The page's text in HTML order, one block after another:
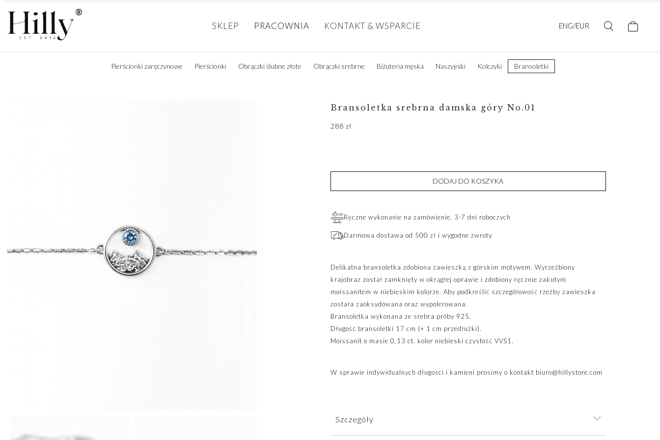
SKLEP PRACOWNIA KONTAKT & WSPARCIE ENG/EUR
Pierścionki zaręczynowe Pierścionki Obrączki ślubne złote Obrączki srebrne Biżuteria męska Naszyjniki Kolczyki Bransoletki
Bransoletka srebrna damska góry No.01
288 zł
DODAJ DO KOSZYKA
Ręczne wykonanie na zamówienie, 3-7 dni roboczych
Darmowa dostawa od 500 zł i wygodne zwroty
Delikatna bransoletka zdobiona zawieszką z górskim motywem. Wyrzeźbiony
krajobraz został zamknięty w okrągłej oprawie i zdobiony ręcznie zakutym
moissanitem w niebieskim kolorze. Aby podkreślić szczegółowość rzeźby zawieszka
została zaoksydowana oraz wypolerowana.
Bransoletka wykonana ze srebra próby 925.
Długość bransoletki 17 cm (+ 1 cm przedłużki).
Moissanit o masie 0,13 ct. kolor niebieski czystość VVS1.
W sprawie indywidualnych długości i kamieni prosimy o kontakt biuro@hillystore.com
Szczegóły